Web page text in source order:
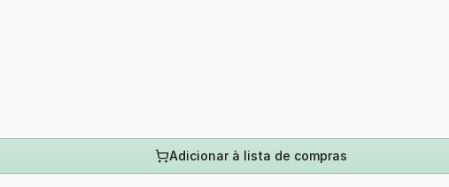
Adicionar à lista de compras